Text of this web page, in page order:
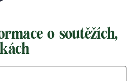
o soutěžích,